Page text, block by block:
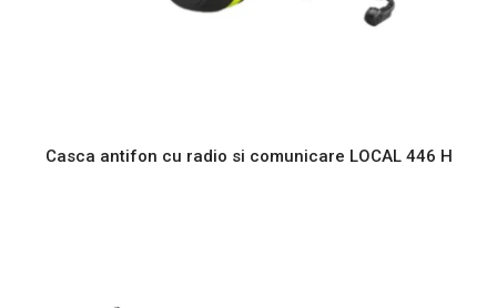
Casca antifon cu radio si comunicare LOCAL 446 H